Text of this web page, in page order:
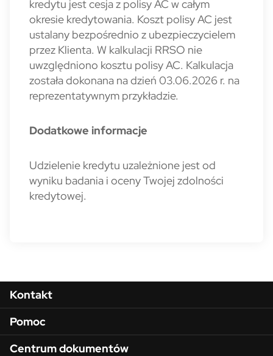
kredytu jest cesja z polisy AC w całym
okresie kredytowania. Koszt polisy AC jest
ustalany bezpośrednio z ubezpieczycielem
przez Klienta. W kalkulacji RRSO nie
uwzględniono kosztu polisy AC. Kalkulacja
została dokonana na dzień 03.06.2026 r. na
reprezentatywnym przykładzie.
Dodatkowe informacje
Udzielenie kredytu uzależnione jest od
wyniku badania i oceny Twojej zdolności
kredytowej.
Menu w stopce
Kontakt
Pomoc
Centrum dokumentów